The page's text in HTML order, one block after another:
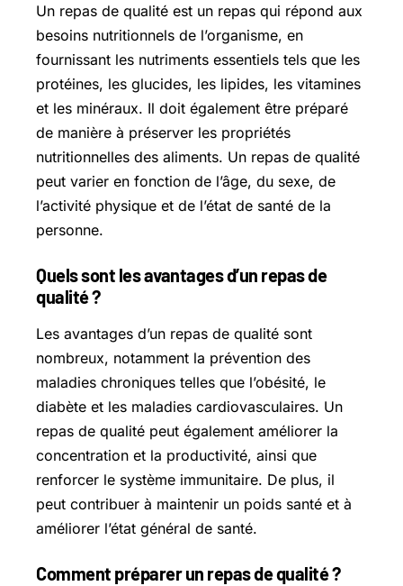
Un repas de qualité est un repas qui répond aux
besoins nutritionnels de l’organisme, en
fournissant les nutriments essentiels tels que les
protéines, les glucides, les lipides, les vitamines
et les minéraux. Il doit également être préparé
de manière à préserver les propriétés
nutritionnelles des aliments. Un repas de qualité
peut varier en fonction de l’âge, du sexe, de
l’activité physique et de l’état de santé de la
personne.
Quels sont les avantages d’un repas de
qualité ?
Les avantages d’un repas de qualité sont
nombreux, notamment la prévention des
maladies chroniques telles que l’obésité, le
diabète et les maladies cardiovasculaires. Un
repas de qualité peut également améliorer la
concentration et la productivité, ainsi que
renforcer le système immunitaire. De plus, il
peut contribuer à maintenir un poids santé et à
améliorer l’état général de santé.
Comment préparer un repas de qualité ?